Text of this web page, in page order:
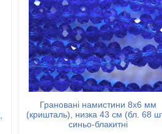
Грановані намистини 8х6 мм
(кришталь), низка 43 см (бл. 68
синьо-блакитні